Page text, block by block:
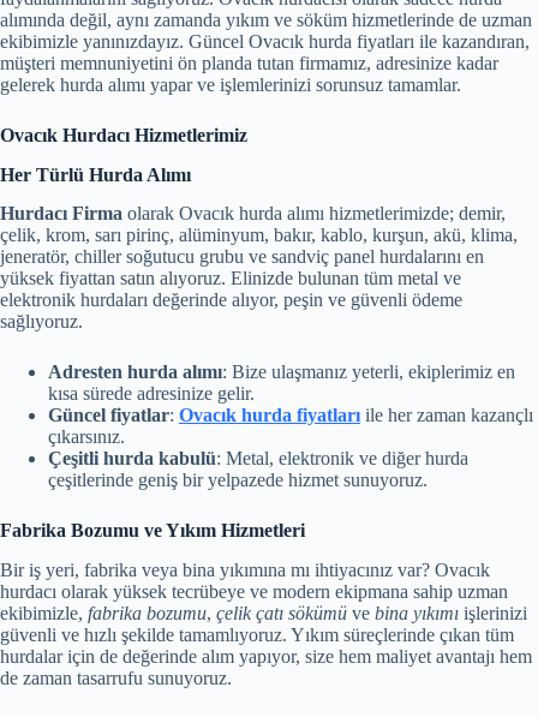
alımında değil, aynı zamanda yıkım ve söküm hizmetlerinde de uzman
ekibimizle yanınızdayız. Güncel Ovacık hurda fiyatları ile kazandıran,
müşteri memnuniyetini ön planda tutan firmamız, adresinize kadar
gelerek hurda alımı yapar ve işlemlerinizi sorunsuz tamamlar.
Ovacık Hurdacı Hizmetlerimiz
Her Türlü Hurda Alımı
Hurdacı Firma olarak Ovacık hurda alımı hizmetlerimizde; demir,
çelik, krom, sarı pirinç, alüminyum, bakır, kablo, kurşun, akü, klima,
jeneratör, chiller soğutucu grubu ve sandviç panel hurdalarını en
yüksek fiyattan satın alıyoruz. Elinizde bulunan tüm metal ve
elektronik hurdaları değerinde alıyor, peşin ve güvenli ödeme
sağlıyoruz.
Adresten hurda alımı: Bize ulaşmanız yeterli, ekiplerimiz en
kısa sürede adresinize gelir.
Güncel fiyatlar: Ovacık hurda fiyatları ile her zaman kazançlı
çıkarsınız.
Çeşitli hurda kabulü: Metal, elektronik ve diğer hurda
çeşitlerinde geniş bir yelpazede hizmet sunuyoruz.
Fabrika Bozumu ve Yıkım Hizmetleri
Bir iş yeri, fabrika veya bina yıkımına mı ihtiyacınız var? Ovacık
hurdacı olarak yüksek tecrübeye ve modern ekipmana sahip uzman
ekibimizle, fabrika bozumu, çelik çatı sökümü ve bina yıkımı işlerinizi
güvenli ve hızlı şekilde tamamlıyoruz. Yıkım süreçlerinde çıkan tüm
hurdalar için de değerinde alım yapıyor, size hem maliyet avantajı hem
de zaman tasarrufu sunuyoruz.